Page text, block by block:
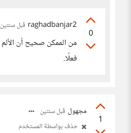
0
raghadbanjar2 قبل سنتين
من الممكن صحيح أن الألم
فعلًا.
1
مجهول قبل سنتين
حذف بواسطة المستخدم